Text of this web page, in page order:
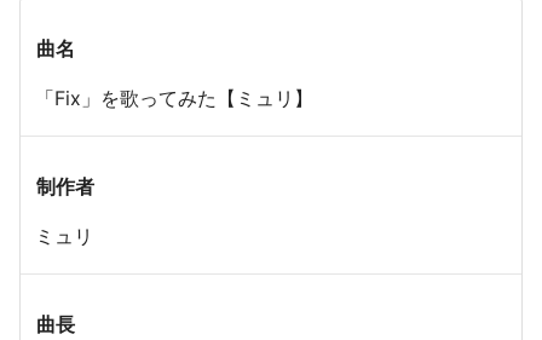
曲名
「Fix」を歌ってみた【ミュリ】
制作者
ミュリ
曲長